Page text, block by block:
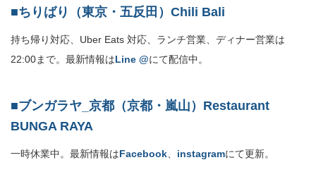
■ちりばり（東京・五反田）Chili Bali
持ち帰り対応、Uber Eats 対応、ランチ営業、ディナー営業は
22:00まで。最新情報はLine @にて配信中。
■ブンガラヤ_京都（京都・嵐山）Restaurant
BUNGA RAYA
一時休業中。最新情報はFacebook instagramにて更新。